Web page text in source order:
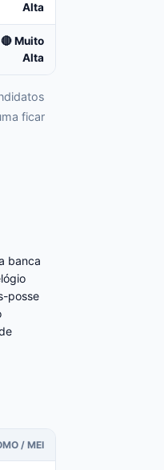
Alta
🔴 Muito
Alta
ficar
banca
posse
/ MEI